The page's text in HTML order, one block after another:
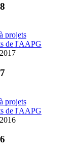
projets
de l'AAPG
projets
de l'AAPG